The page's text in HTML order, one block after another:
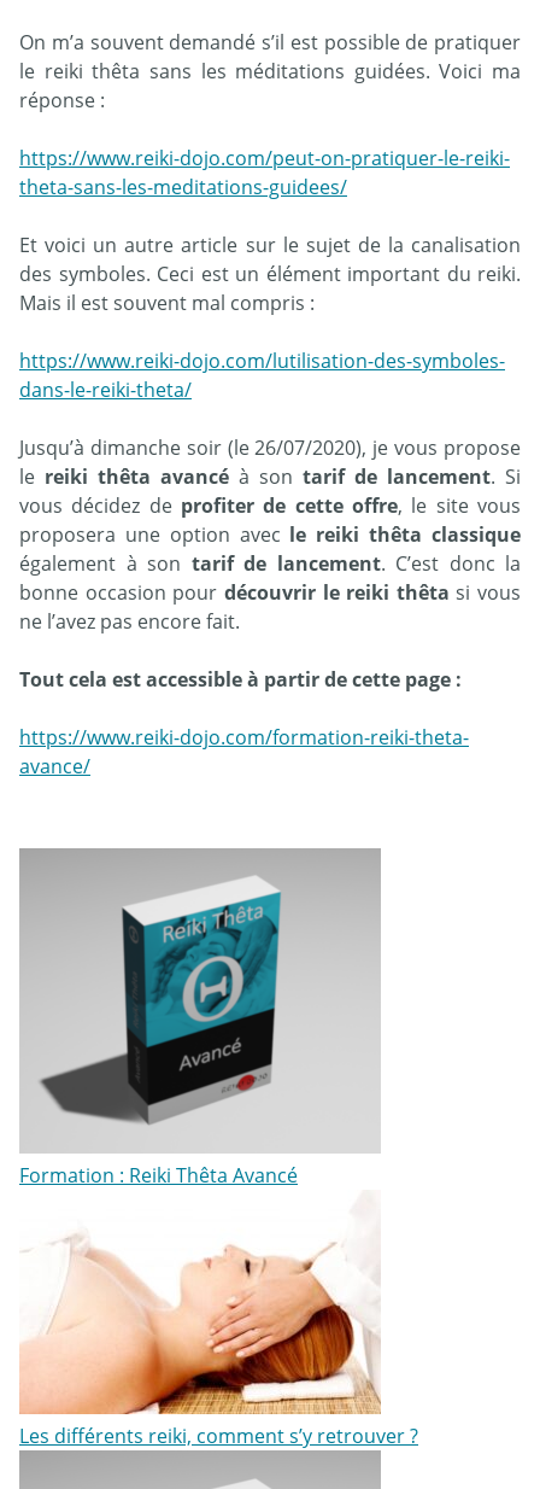
On m’a souvent demandé s’il est possible de pratiquer
le reiki thêta sans les méditations guidées. Voici ma
réponse :
https://www.reiki-dojo.com/peut-on-pratiquer-le-reiki-
theta-sans-les-meditations-guidees/
Et voici un autre article sur le sujet de la canalisation
des symboles. Ceci est un élément important du reiki.
Mais il est souvent mal compris :
https://www.reiki-dojo.com/lutilisation-des-symboles-
dans-le-reiki-theta/
Jusqu’à dimanche soir (le 26/07/2020), je vous propose
le reiki thêta avancé à son tarif de lancement. Si
vous décidez de profiter de cette offre, le site vous
proposera une option avec le reiki thêta classique
également à son tarif de lancement. C’est donc la
bonne occasion pour découvrir le reiki thêta si vous
ne l’avez pas encore fait.
Tout cela est accessible à partir de cette page :
https://www.reiki-dojo.com/formation-reiki-theta-
avance/
Formation : Reiki Thêta Avancé
Les différents reiki, comment s’y retrouver ?